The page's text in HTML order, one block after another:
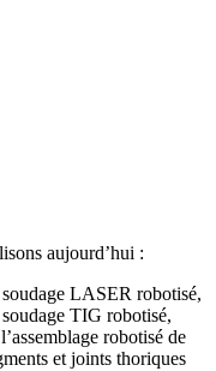
aujourd’hui :
LASER robotisé,
TIG robotisé,
robotisé de
et joints thoriques